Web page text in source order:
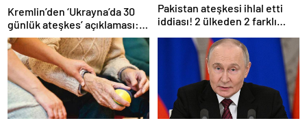
Kremlin’den ‘Ukrayna’da 30
günlük ateşkes’ açıklaması:
Bunu iyice düşünmeliyiz
Pakistan ateşkesi ihlal etti
iddiası! 2 ülkeden 2 farklı